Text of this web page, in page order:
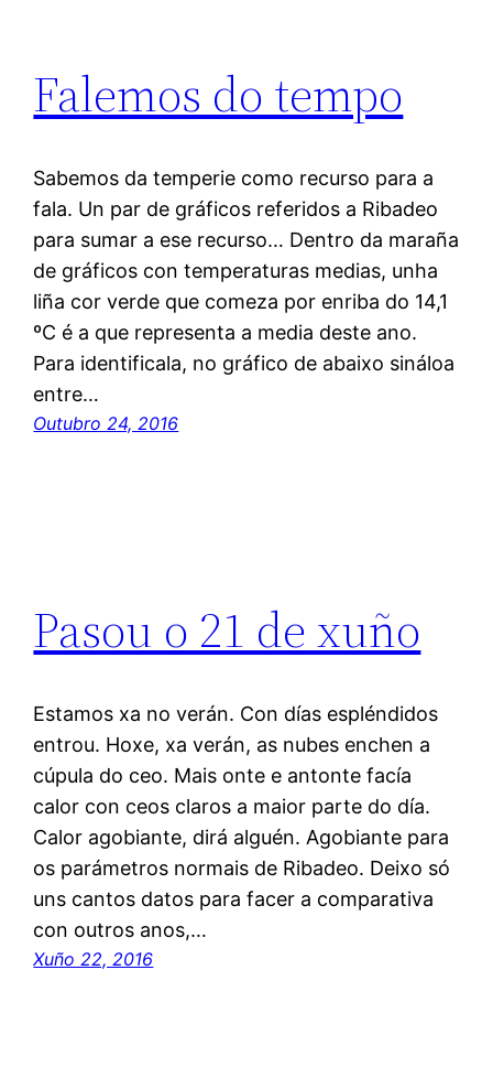
Falemos do tempo
Sabemos da temperie como recurso para a
fala. Un par de gráficos referidos a Ribadeo
para sumar a ese recurso… Dentro da maraña
de gráficos con temperaturas medias, unha
liña cor verde que comeza por enriba do 14,1
ºC é a que representa a media deste ano.
Para identificala, no gráfico de abaixo sináloa
entre…
Outubro 24, 2016
Pasou o 21 de xuño
Estamos xa no verán. Con días espléndidos
entrou. Hoxe, xa verán, as nubes enchen a
cúpula do ceo. Mais onte e antonte facía
calor con ceos claros a maior parte do día.
Calor agobiante, dirá alguén. Agobiante para
os parámetros normais de Ribadeo. Deixo só
uns cantos datos para facer a comparativa
con outros anos,…
Xuño 22, 2016